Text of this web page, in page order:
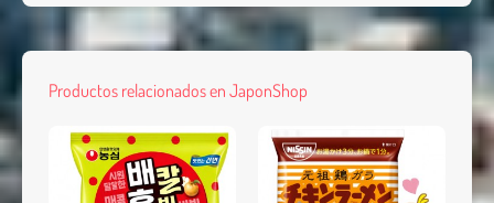
Productos relacionados en JaponShop